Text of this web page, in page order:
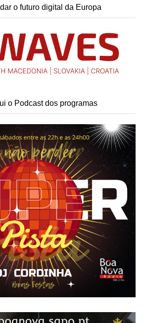
o futuro digital da Europa
o Podcast dos programas